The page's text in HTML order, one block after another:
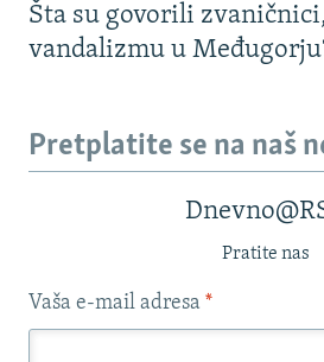
Šta su govorili
vandalizmu u
Pretplatite se na naš
Pratite nas
Vaša e-mail adresa *